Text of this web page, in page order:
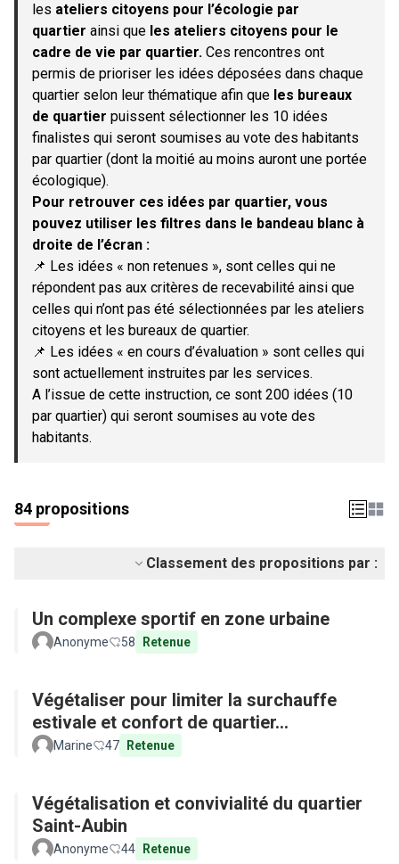
les ateliers citoyens pour l’écologie par
quartier ainsi que les ateliers citoyens pour le
cadre de vie par quartier. Ces rencontres ont
permis de prioriser les idées déposées dans chaque
quartier selon leur thématique afin que les bureaux
de quartier puissent sélectionner les 10 idées
finalistes qui seront soumises au vote des habitants
par quartier (dont la moitié au moins auront une portée
écologique).
Pour retrouver ces idées par quartier, vous
pouvez utiliser les filtres dans le bandeau blanc à
droite de l’écran :
📌 Les idées « non retenues », sont celles qui ne
répondent pas aux critères de recevabilité ainsi que
celles qui n’ont pas été sélectionnées par les ateliers
citoyens et les bureaux de quartier.
📌 Les idées « en cours d’évaluation » sont celles qui
sont actuellement instruites par les services.
A l’issue de cette instruction, ce sont 200 idées (10
par quartier) qui seront soumises au vote des
habitants.
84 propositions
Classement des propositions par :
Un complexe sportif en zone urbaine
Anonyme 58 Retenue
Végétaliser pour limiter la surchauffe
estivale et confort de quartier...
Marine 47 Retenue
Végétalisation et convivialité du quartier
Saint-Aubin
Anonyme 44 Retenue